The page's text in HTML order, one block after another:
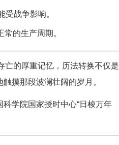
受战争影响。
的生产周期。
亡的厚重记忆，历法转换不仅是
摸那段波澜壮阔的岁月。
学院国家授时中心“日梭万年